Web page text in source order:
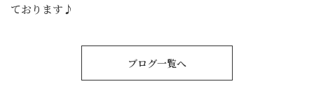
ております♪
ブログ一覧へ